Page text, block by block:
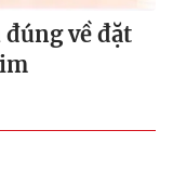
về đặt